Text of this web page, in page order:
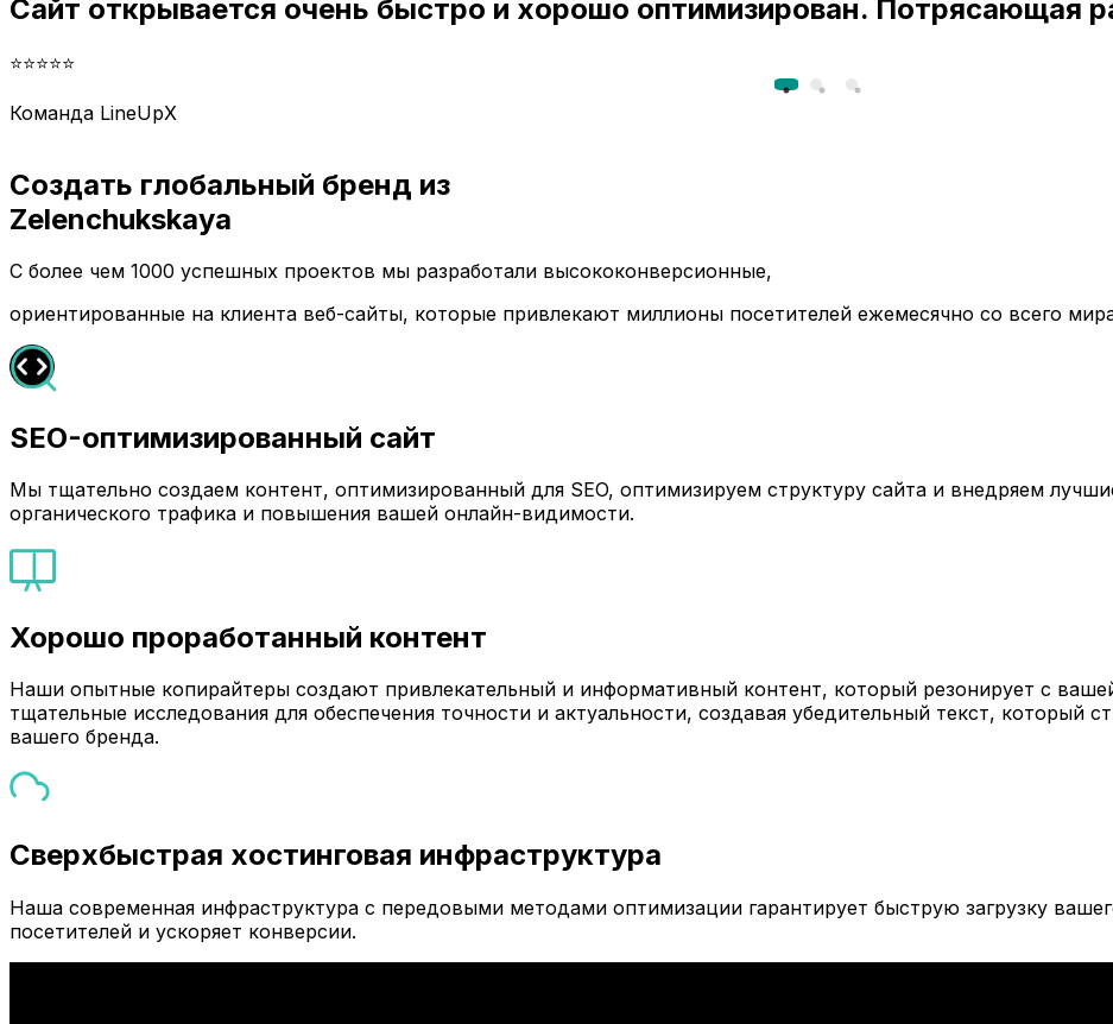
Сайт открывается очень быстро и хорошо оптимизирован. Потрясающая
⭐⭐⭐⭐⭐
Команда LineUpX
Создать глобальный бренд из
Zelenchukskaya
С более чем 1000 успешных проектов мы разработали высококонверсионные,
ориентированные на клиента веб-сайты, которые привлекают миллионы посетителей ежемесячно со всего
SEO-оптимизированный сайт
Мы тщательно создаем контент, оптимизированный для SEO, оптимизируем структуру сайта и внедряем
органического трафика и повышения вашей онлайн-видимости.
Хорошо проработанный контент
Наши опытные копирайтеры создают привлекательный и информативный контент, который резонирует с
тщательные исследования для обеспечения точности и актуальности, создавая убедительный текст, который
вашего бренда.
Сверхбыстрая хостинговая инфраструктура
Наша современная инфраструктура с передовыми методами оптимизации гарантирует быструю загрузку
посетителей и ускоряет конверсии.